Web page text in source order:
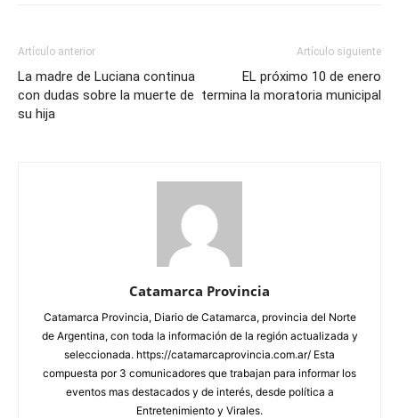
Artículo anterior
La madre de Luciana continua
con dudas sobre la muerte de
su hija
Artículo siguiente
EL próximo 10 de enero
termina la moratoria municipal
Catamarca Provincia
Catamarca Provincia, Diario de Catamarca, provincia del Norte
de Argentina, con toda la información de la región actualizada y
seleccionada. https://catamarcaprovincia.com.ar/ Esta
compuesta por 3 comunicadores que trabajan para informar los
eventos mas destacados y de interés, desde política a
Entretenimiento y Virales.